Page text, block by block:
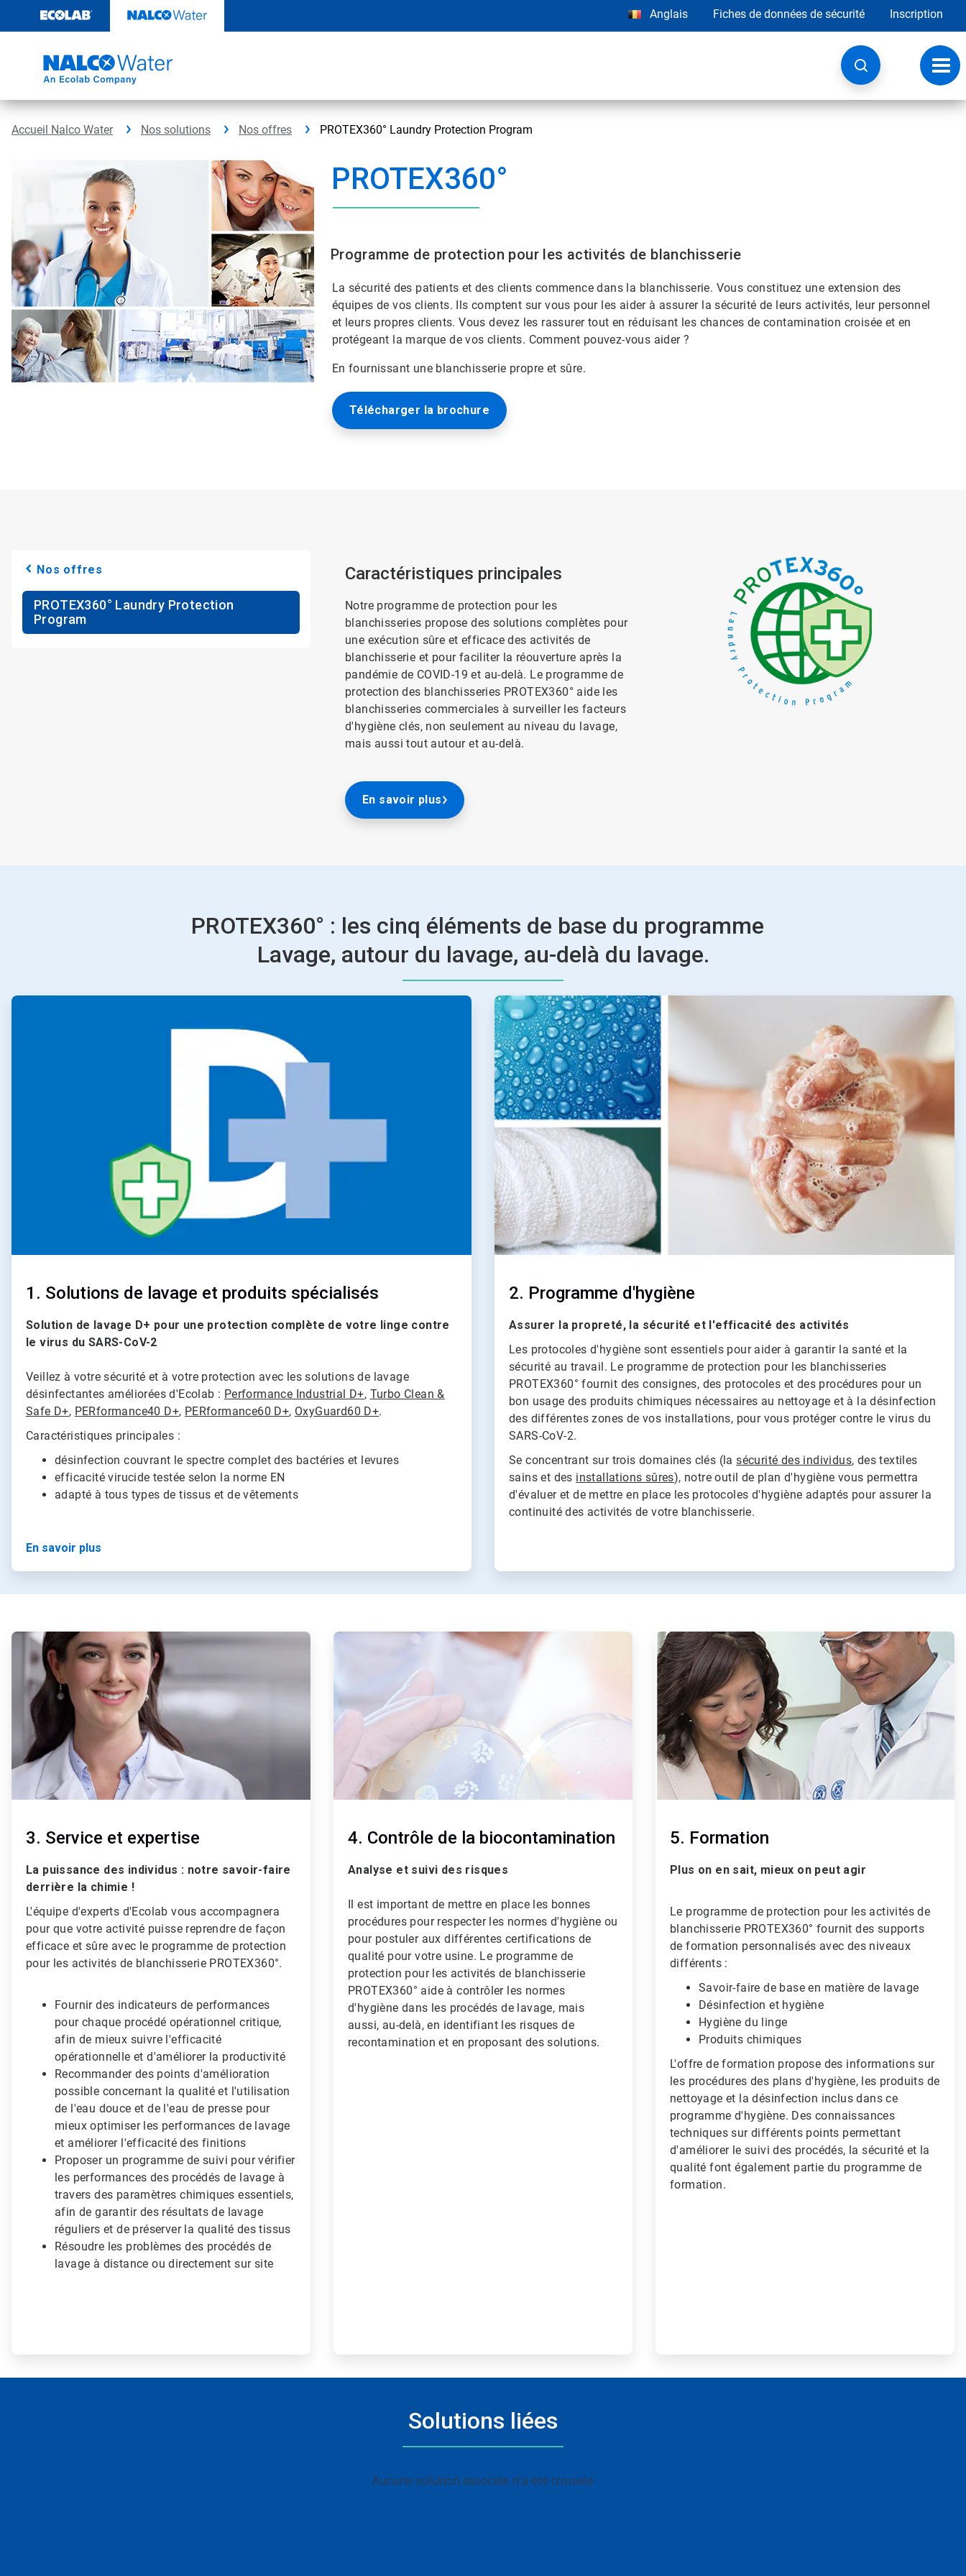
contenu
Anglais Fiches de données de sécurité Inscription
la
Accueil Nalco Water Nos solutions Nos offres PROTEX360° Laundry Protection Program
PROTEX360°
Programme de protection pour les activités de blanchisserie
La sécurité des patients et des clients commence dans la blanchisserie. Vous constituez une extension des
équipes de vos clients. Ils comptent sur vous pour les aider à assurer la sécurité de leurs activités, leur personnel
et leurs propres clients. Vous devez les rassurer tout en réduisant les chances de contamination croisée et en
protégeant la marque de vos clients. Comment pouvez-vous aider ?
En fournissant une blanchisserie propre et sûre.
Télécharger la brochure
Nos offres
PROTEX360° Laundry Protection
Program
Caractéristiques principales
Notre programme de protection pour les
blanchisseries propose des solutions complètes pour
une exécution sûre et efficace des activités de
blanchisserie et pour faciliter la réouverture après la
pandémie de COVID-19 et au-delà. Le programme de
protection des blanchisseries PROTEX360° aide les
blanchisseries commerciales à surveiller les facteurs
d'hygiène clés, non seulement au niveau du lavage,
mais aussi tout autour et au-delà.
En savoir plus
PROTEX360° : les cinq éléments de base du programme
Lavage, autour du lavage, au-delà du lavage.
ArticleTile
1. Solutions de lavage et produits spécialisés
Solution de lavage D+ pour une protection complète de votre linge contre
le virus du SARS-CoV-2
Veillez à votre sécurité et à votre protection avec les solutions de lavage
désinfectantes améliorées d'Ecolab : Performance Industrial D+, Turbo Clean &
Safe D+, PERformance40 D+, PERformance60 D+, OxyGuard60 D+.
Caractéristiques principales :
désinfection couvrant le spectre complet des bactéries et levures
efficacité virucide testée selon la norme EN
adapté à tous types de tissus et de vêtements
En savoir plus
ArticleTile
2
de
2
2. Programme d'hygiène
Assurer la propreté, la sécurité et l'efficacité des activités
Les protocoles d'hygiène sont essentiels pour aider à garantir la santé et la
sécurité au travail. Le programme de protection pour les blanchisseries
PROTEX360° fournit des consignes, des protocoles et des procédures pour un
bon usage des produits chimiques nécessaires au nettoyage et à la désinfection
des différentes zones de vos installations, pour vous protéger contre le virus du
SARS-CoV-2.
Se concentrant sur trois domaines clés (lasécurité des individus, des textiles
sains et des installations sûres), notre outil de plan d'hygiène vous permettra
d'évaluer et de mettre en place les protocoles d'hygiène adaptés pour assurer la
continuité des activités de votre blanchisserie.
ArticleTile
3. Service et expertise
La puissance des individus : notre savoir-faire
derrière la chimie !
L'équipe d'experts d'Ecolab vous accompagnera
pour que votre activité puisse reprendre de façon
efficace et sûre avec le programme de protection
pour les activités de blanchisserie PROTEX360°.
Fournir des indicateurs de performances
pour chaque procédé opérationnel critique,
afin de mieux suivre l'efficacité
opérationnelle et d'améliorer la productivité
Recommander des points d'amélioration
possible concernant la qualité et l'utilisation
de l'eau douce et de l'eau de presse pour
mieux optimiser les performances de lavage
et améliorer l'efficacité des finitions
Proposer un programme de suivi pour vérifier
les performances des procédés de lavage à
travers des paramètres chimiques essentiels,
afin de garantir des résultats de lavage
réguliers et de préserver la qualité des tissus
Résoudre les problèmes des procédés de
lavage à distance ou directement sur site
ArticleTile
4. Contrôle de la biocontamination
Analyse et suivi des risques
Il est important de mettre en place les bonnes
procédures pour respecter les normes d'hygiène ou
pour postuler aux différentes certifications de
qualité pour votre usine. Le programme de
protection pour les activités de blanchisserie
PROTEX360° aide à contrôler les normes
d'hygiène dans les procédés de lavage, mais
aussi, au-delà, en identifiant les risques de
recontamination et en proposant des solutions.
ArticleTile
3
de
3
5. Formation
Plus on en sait, mieux on peut agir
Le programme de protection pour les activités de
blanchisserie PROTEX360° fournit des supports
de formation personnalisés avec des niveaux
différents :
Savoir-faire de base en matière de lavage
Désinfection et hygiène
Hygiène du linge
Produits chimiques
L'offre de formation propose des informations sur
les procédures des plans d'hygiène, les produits de
nettoyage et la désinfection inclus dans ce
programme d'hygiène. Des connaissances
techniques sur différents points permettant
d'améliorer le suivi des procédés, la sécurité et la
qualité font également partie du programme de
formation.
Solutions liées
Aucune solution associée n'a été trouvée